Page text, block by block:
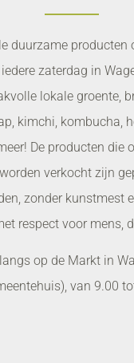
duurzame producten
zaterdag in
lokale groente,
kimchi, kombucha,
De producten die
verkocht zijn
zonder kunstmest
respect voor mens,
op de Markt in
van 9.00